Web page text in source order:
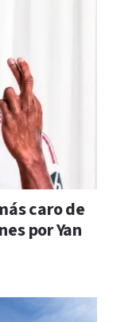
caro de
por Yan